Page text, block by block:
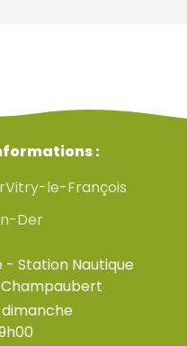
:
Vitry-le-François
Der
- Station Nautique
dimanche